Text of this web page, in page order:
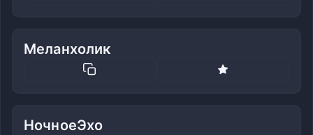
Меланхолик
НочноеЭхо